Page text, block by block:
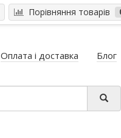
Порівняння товарів
Оплата і доставка Блог